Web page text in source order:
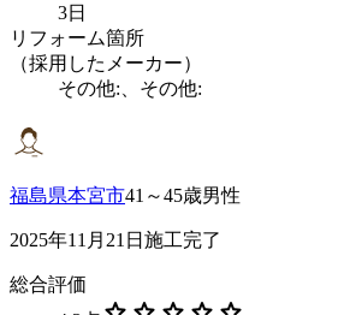
3日
リフォーム箇所
（採用したメーカー）
その他:、その他:
福島県本宮市41～45歳男性
2025年11月21日施工完了
総合評価